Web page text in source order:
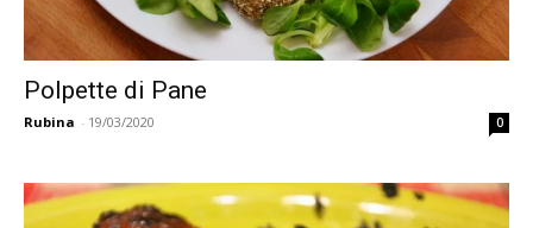
Polpette di Pane
Rubina - 19/03/2020 0